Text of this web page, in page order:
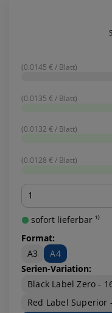
(0.0145 € / Blatt)
(0.0135 € / Blatt)
(0.0132 € / Blatt)
(0.0128 € / Blatt)
Menge
sofort lieferbar ¹⁾
Format:
A3
A4
Serien-Variation:
Black Label Zero -
Red Label Superior